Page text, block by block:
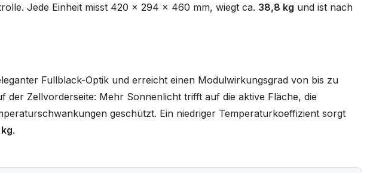
Jede Einheit misst 420 x 294 x 460 mm, wiegt ca. 38,8 kg und ist nach
Fullblack-Optik und erreicht einen Modulwirkungsgrad von bis zu
Zellvorderseite: Mehr Sonnenlicht trifft auf die aktive Fläche, die
geschützt. Ein niedriger Temperaturkoeffizient sorgt
.